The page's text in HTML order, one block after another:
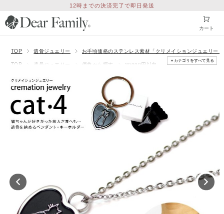
12時までの決済完了で即日発送
カート
TOP 遺骨ジュエリー
お手頃価格のステンレス素材「クリメイションジュエリー」
TOP
遺骨ジュエリー 価格から探す 20000円以内
＋カテゴリをすべて見る